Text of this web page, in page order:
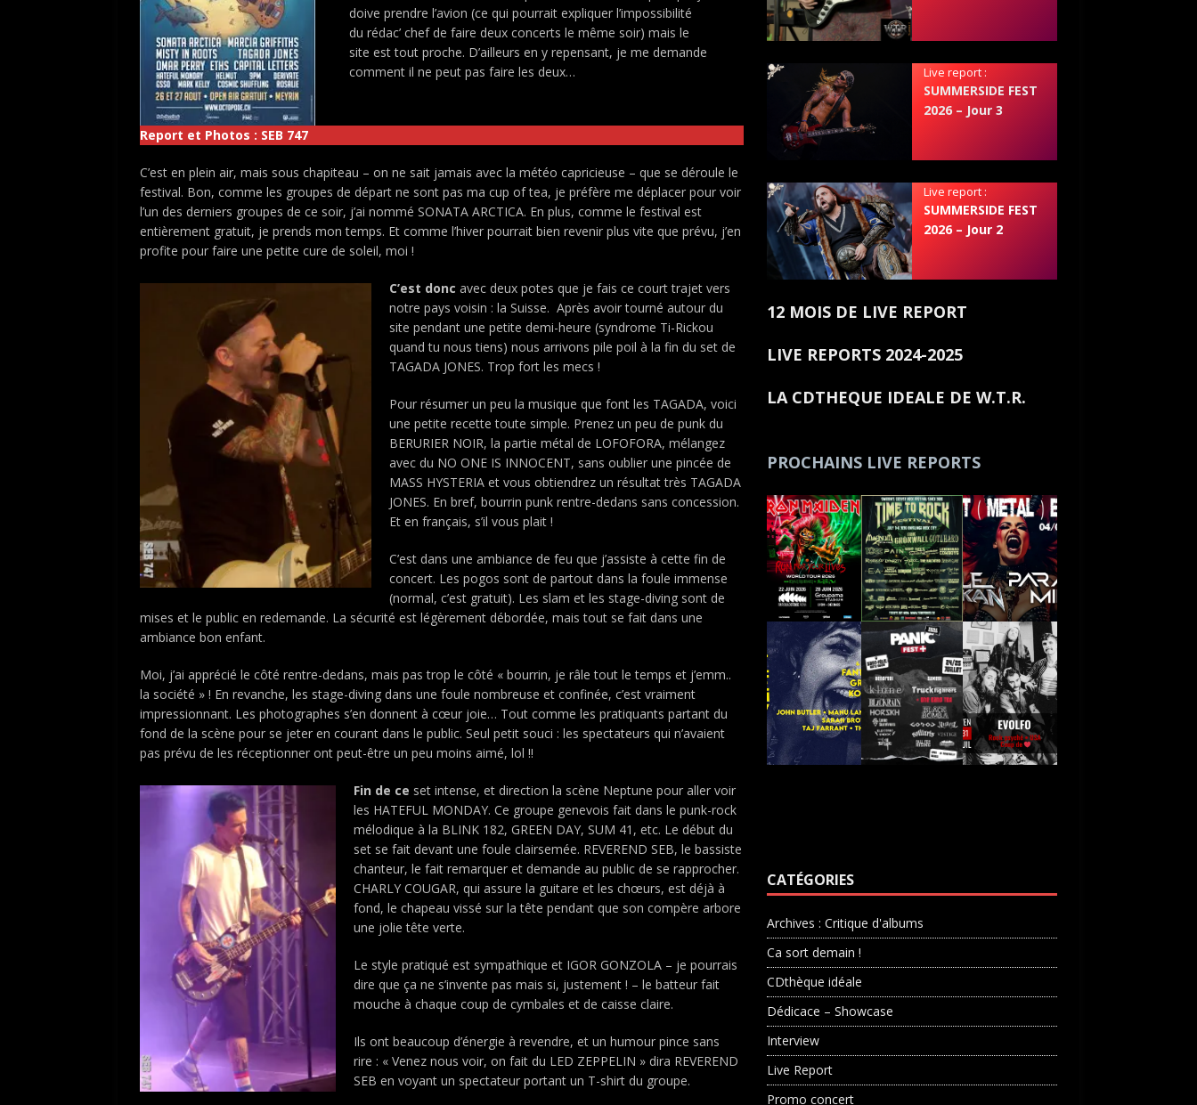
doive prendre l’avion (ce qui pourrait expliquer l’impossibilité
du rédac’ chef de faire deux concerts le même soir) mais le
site est tout proche. D’ailleurs en y repensant, je me demande
comment il ne peut pas faire les deux…
Report et Photos : SEB 747
C’est en plein air, mais sous chapiteau – on ne sait jamais avec la météo capricieuse – que se déroule le
festival. Bon, comme les groupes de départ ne sont pas ma cup of tea, je préfère me déplacer pour voir
l’un des derniers groupes de ce soir, j’ai nommé SONATA ARCTICA. En plus, comme le festival est
entièrement gratuit, je prends mon temps. Et comme l’hiver pourrait bien revenir plus vite que prévu, j’en
profite pour faire une petite cure de soleil, moi !
C’est donc avec deux potes que je fais ce court trajet vers
notre pays voisin : la Suisse. Après avoir tourné autour du
site pendant une petite demi-heure (syndrome Ti-Rickou
quand tu nous tiens) nous arrivons pile poil à la fin du set de
TAGADA JONES. Trop fort les mecs !
Pour résumer un peu la musique que font les TAGADA, voici
une petite recette toute simple. Prenez un peu de punk du
BERURIER NOIR, la partie métal de LOFOFORA, mélangez
avec du NO ONE IS INNOCENT, sans oublier une pincée de
MASS HYSTERIA et vous obtiendrez un résultat très TAGADA
JONES. En bref, bourrin punk rentre-dedans sans concession.
Et en français, s’il vous plait !
C’est dans une ambiance de feu que j’assiste à cette fin de
concert. Les pogos sont de partout dans la foule immense
(normal, c’est gratuit). Les slam et les stage-diving sont de
mises et le public en redemande. La sécurité est légèrement débordée, mais tout se fait dans une
ambiance bon enfant.
Moi, j’ai apprécié le côté rentre-dedans, mais pas trop le côté « bourrin, je râle tout le temps et j’emm..
la société » ! En revanche, les stage-diving dans une foule nombreuse et confinée, c’est vraiment
impressionnant. Les photographes s’en donnent à cœur joie… Tout comme les pratiquants partant du
fond de la scène pour se jeter en courant dans le public. Seul petit souci : les spectateurs qui n’avaient
pas prévu de les réceptionner ont peut-être un peu moins aimé, lol !!
Fin de ce set intense, et direction la scène Neptune pour aller voir
les HATEFUL MONDAY. Ce groupe genevois fait dans le punk-rock
mélodique à la BLINK 182, GREEN DAY, SUM 41, etc. Le début du
set se fait devant une foule clairsemée. REVEREND SEB, le bassiste
chanteur, le fait remarquer et demande au public de se rapprocher.
CHARLY COUGAR, qui assure la guitare et les chœurs, est déjà à
fond, le chapeau vissé sur la tête pendant que son compère arbore
une jolie tête verte.
Le style pratiqué est sympathique et IGOR GONZOLA – je pourrais
dire que ça ne s’invente pas mais si, justement ! – le batteur fait
mouche à chaque coup de cymbales et de caisse claire.
Ils ont beaucoup d’énergie à revendre, et un humour pince sans
rire : « Venez nous voir, on fait du LED ZEPPELIN » dira REVEREND
SEB en voyant un spectateur portant un T-shirt du groupe.
Live report :
SUMMERSIDE FEST
2026 – Jour 3
Live report :
SUMMERSIDE FEST
2026 – Jour 2
12 MOIS DE LIVE REPORT
LIVE REPORTS 2024-2025
LA CDTHEQUE IDEALE DE W.T.R.
PROCHAINS LIVE REPORTS
CATÉGORIES
Archives : Critique d'albums
Ca sort demain !
CDthèque idéale
Dédicace – Showcase
Interview
Live Report
Promo concert